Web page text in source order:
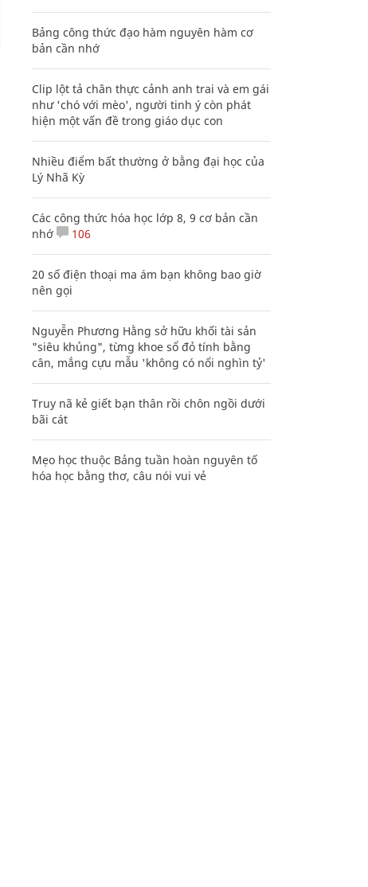
Bảng công thức đạo hàm nguyên hàm cơ
bản cần nhớ
Clip lột tả chân thực cảnh anh trai và em gái
như 'chó với mèo', người tinh ý còn phát
hiện một vấn đề trong giáo dục con
Nhiều điểm bất thường ở bằng đại học của
Lý Nhã Kỳ
Các công thức hóa học lớp 8, 9 cơ bản cần
nhớ
106
20 số điện thoại ma ám bạn không bao giờ
nên gọi
Nguyễn Phương Hằng sở hữu khối tài sản
"siêu khủng", từng khoe sổ đỏ tính bằng
cân, mắng cựu mẫu 'không có nổi nghìn tỷ'
Truy nã kẻ giết bạn thân rồi chôn ngồi dưới
bãi cát
Mẹo học thuộc Bảng tuần hoàn nguyên tố
hóa học bằng thơ, câu nói vui vẻ